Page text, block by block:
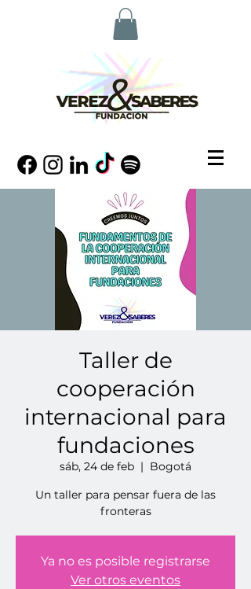
Taller de
cooperación
internacional para
fundaciones
sáb, 24 de feb
  |
Bogotá
Un taller para pensar fuera de las
fronteras
Ya no es posible registrarse
Ver otros eventos